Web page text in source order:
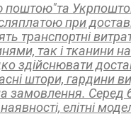
поштою"та
при
транспортні
так і тканини на
здійснювати
штори, гардини
замовлення.
елітні